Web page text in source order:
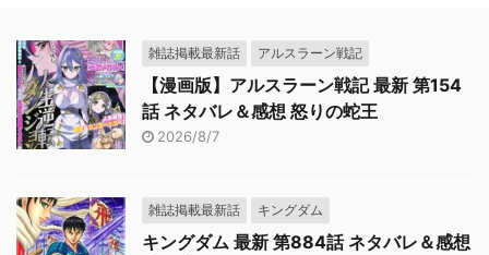
雑誌掲載最新話 アルスラーン戦記
【漫画版】アルスラーン戦記 最新 第154
話 ネタバレ＆感想 怒りの蛇王
2026/8/7
雑誌掲載最新話 キングダム
キングダム 最新 第884話 ネタバレ＆感想